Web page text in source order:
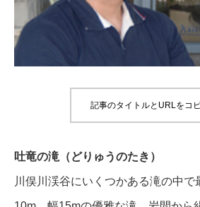
記事のタイトルとURLをコ
吐竜の滝（どりゅうのたき）
川俣川渓谷にいくつかある滝の中で